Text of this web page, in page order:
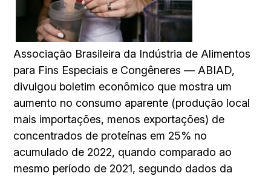
Associação Brasileira da Indústria de Alimentos
para Fins Especiais e Congêneres — ABIAD,
divulgou boletim econômico que mostra um
aumento no consumo aparente (produção local
mais importações, menos exportações) de
concentrados de proteínas em 25% no
acumulado de 2022, quando comparado ao
mesmo período de 2021, segundo dados da